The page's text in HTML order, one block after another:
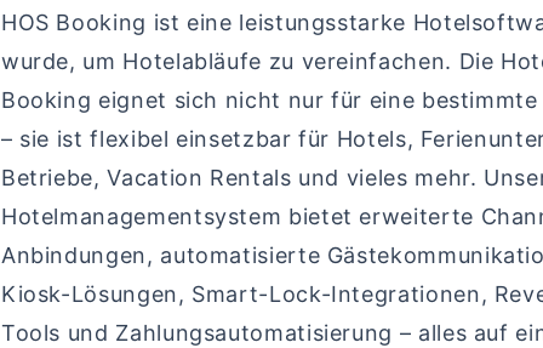
HOS Booking ist eine leistungsstarke
wurde, um Hotelabläufe zu vereinfachen. Die
Booking eignet sich nicht nur für eine
– sie ist flexibel einsetzbar für Hotels,
Betriebe, Vacation Rentals und vieles mehr.
Hotelmanagementsystem bietet erweiterte
Anbindungen, automatisierte
Kiosk-Lösungen, Smart-Lock-Integrationen,
Tools und Zahlungsautomatisierung – alles auf